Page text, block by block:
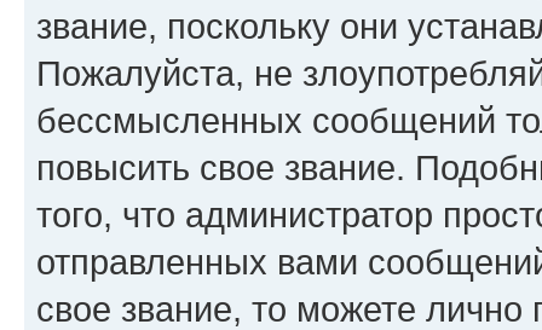
звание, поскольку они
Пожалуйста, не
бессмысленных сообщений
повысить свое звание.
того, что администратор
отправленных вами
свое звание, то можете лично